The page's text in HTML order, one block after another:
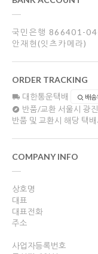
국민은행 866401-
안재현(잇츠카메라)
ORDER TRACKING
대한통운택배 배
반품/교환 서울시 광
반품 및 교환시 해당 택
COMPANY INFO
상호명
대표
대표전화
주소
사업자등록번호